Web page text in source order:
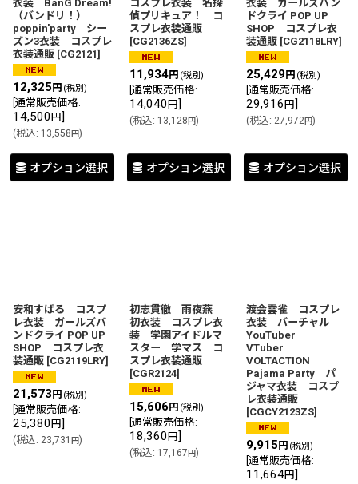
衣装 BanG Dream!
（バンドリ！）
poppin'party シー
ズン3衣装 コスプレ
衣装通販 [CG2121]
12,325円 (税別)
[通常販売価格:
14,500円]
(税込: 13,558円)
オプション選択
コスプレ衣装 名探
偵プリキュア！ コ
スプレ衣装通販
[CG2136ZS]
11,934円 (税別)
[通常販売価格:
14,040円]
(税込: 13,128円)
オプション選択
衣装 ガールズバン
ドクライ POP UP
SHOP コスプレ衣
装通販 [CG2118LRY]
25,429円 (税別)
[通常販売価格:
29,916円]
(税込: 27,972円)
オプション選択
安和すばる コスプ
レ衣装 ガールズバ
ンドクライ POP UP
SHOP コスプレ衣
装通販 [CG2119LRY]
21,573円 (税別)
[通常販売価格:
25,380円]
(税込: 23,731 円)
初志貫徹 雨夜燕
初衣装 コスプレ衣
装 学園アイドルマ
スター 学マス コ
スプレ衣装通販
[CGR2124]
15,606円 (税別)
[通常販売価格:
18,360円]
(税込: 17,167円)
渡会雲雀 コスプレ
衣装 バーチャル
YouTuber
VTuber
VOLTACTION
Pajama Party パ
ジャマ衣装 コスプ
レ衣装通販
[CGCY2123ZS]
9,915円 (税別)
[通常販売価格:
11,664円]